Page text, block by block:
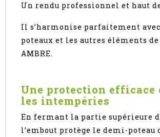
Un rendu professionnel et haut
Il s’harmonise parfaitement
poteaux et les autres éléments
AMBRE.
Une protection efficace
les intempéries
En fermant la partie supérieure
l’embout protège le demi-poteau